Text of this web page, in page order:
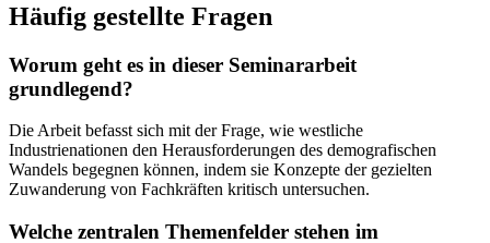
Häufig gestellte Fragen
Worum geht es in dieser Seminararbeit
grundlegend?
Die Arbeit befasst sich mit der Frage, wie westliche
Industrienationen den Herausforderungen des demografischen
Wandels begegnen können, indem sie Konzepte der gezielten
Zuwanderung von Fachkräften kritisch untersuchen.
Welche zentralen Themenfelder stehen im